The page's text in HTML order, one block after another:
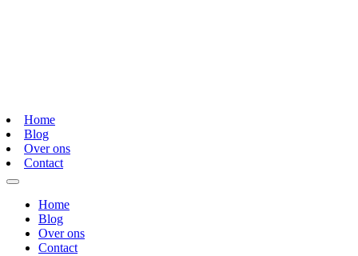
Home
Blog
Over ons
Contact
Home
Blog
Over ons
Contact